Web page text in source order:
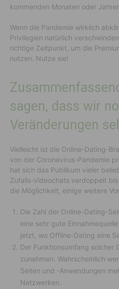
kommenden Monaten oder
Wenn die Pandemie wirklich
Privilegien natürlich
richtige Zeitpunkt, um die
nutzen. Nutze sie!
sagen, dass wir
Veränderungen
Vielleicht ist die Online-Dating-
von der Coronavirus-Pandemie
hat sich das Publikum vieler
Zufalls-Videochats verdoppelt
die Möglichkeit, einige weitere
Die Zahl der Online-Dating-
eine sehr gute
jetzt, wo Offline-Dating eine
Der Funktionsumfang solcher
zunehmen. Wahrscheinlich
Seiten und -Anwendungen
Netzwerken.